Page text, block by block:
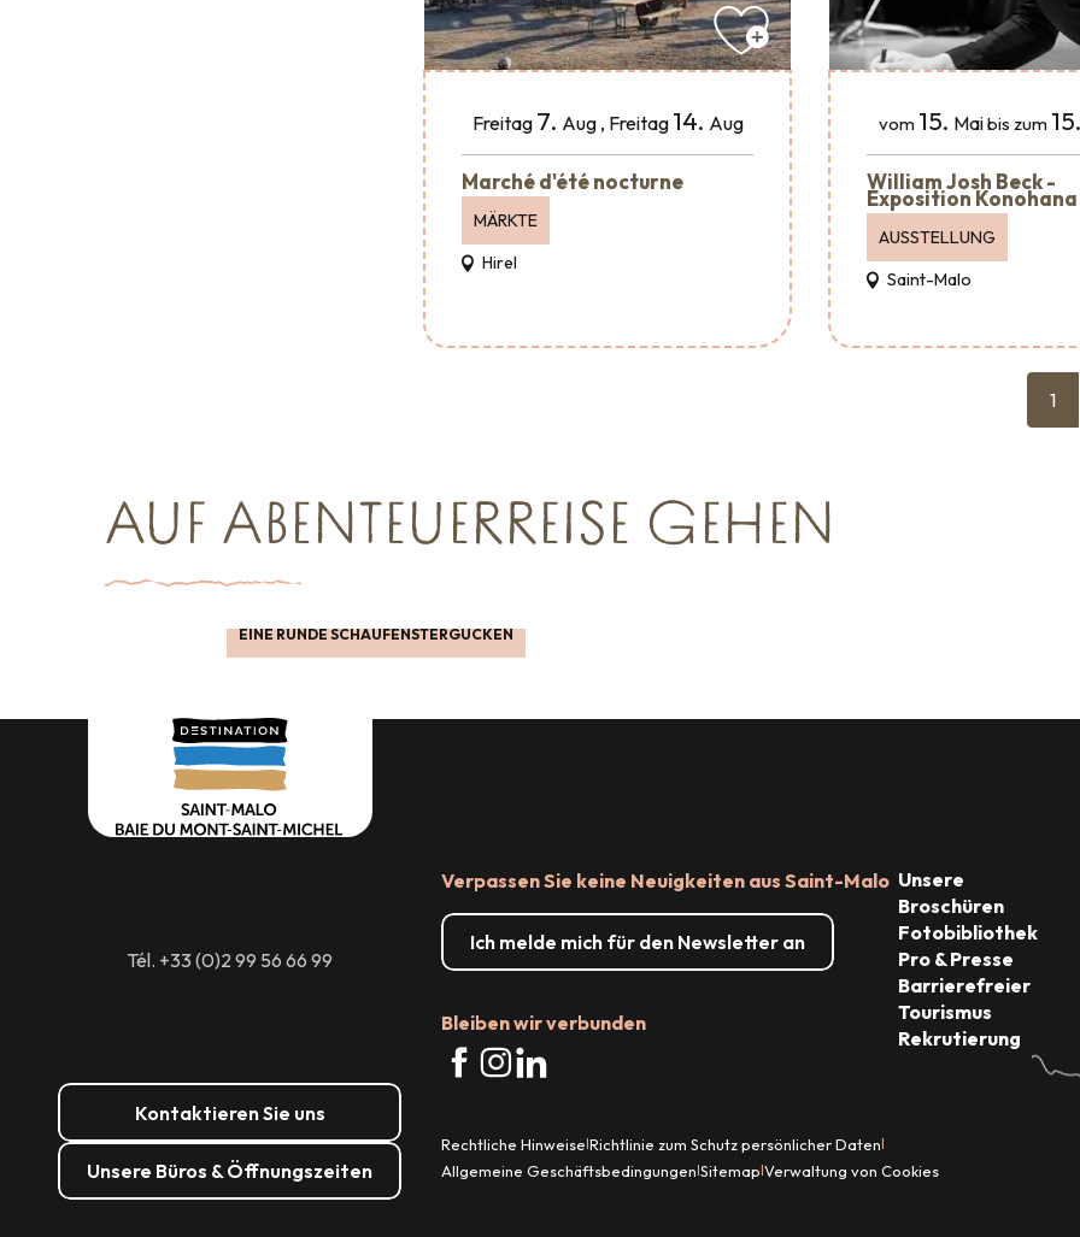
Freitag 7. Aug, Freitag 14. Aug
Marché d'été nocturne
MÄRKTE
Hirel
vom 15. Maibis zum 15.
William Josh Beck -
Exposition Konohana
AUSSTELLUNG
Saint-Malo
1
AUF ABENTEUERREISE GEHEN
EINE RUNDE SCHAUFENSTERGUCKEN
Tél. +33 (0)2 99 56 66 99
Kontaktieren Sie uns
Unsere Büros & Öffnungszeiten
Verpassen Sie keine Neuigkeiten aus Saint-Malo
Ich melde mich für den Newsletter an
Bleiben wir verbunden
Unsere
Broschüren
Fotobibliothek
Pro & Presse
Barrierefreier
Tourismus
Rekrutierung
Rechtliche Hinweise|Richtlinie zum Schutz persönlicher Daten|
Allgemeine Geschäftsbedingungen|Sitemap|Verwaltung von Cookies